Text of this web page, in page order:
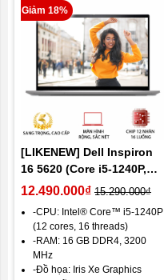
Trọng lượng: 1.85 kg
Hệ điều hành: Windows 11
Home
Pin: 4 cell - 54 WHr
Giảm 18%
[LIKENEW] Dell Inspiron
16 5620 (Core i5-1240P,
Ram 16GB, SSD 512GB,
16 inch Full HD+ WVA)
12.490.000₫ 15.290.000₫
-CPU: Intel® Core™ i5-1240P
(12 cores, 16 threads)
-RAM: 16 GB DDR4, 3200
MHz
-Đồ họa: Iris Xe Graphics